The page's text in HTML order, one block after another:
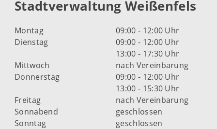
Stadtverwaltung Weißenfels
Montag
09:00 - 12:00 Uhr
Dienstag
09:00 - 12:00 Uhr
13:00 - 17:30 Uhr
Mittwoch
nach Vereinbarung
Donnerstag
09:00 - 12:00 Uhr
13:00 - 15:30 Uhr
Freitag
nach Vereinbarung
Sonnabend
geschlossen
Sonntag
geschlossen